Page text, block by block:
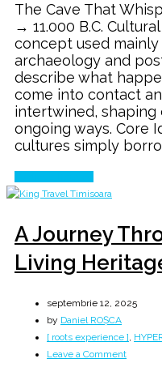
Ancient
Met
Ideas
at
the
Iron
Gates
The Cave That
→ 11.000 B.C.
concept used
archaeology and
describe what
come into contact
intertwined, shaping
ongoing ways. Core
cultures simply
A Journey
Living
septembrie 12, 2025
by Daniel ROȘCA
[ roots experience ]
Leave a Commenton